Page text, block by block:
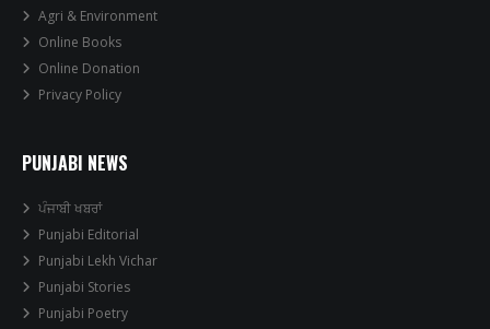
Agri & Environment
Online Books
Online Donation
Privacy Policy
PUNJABI NEWS
ਪੰਜਾਬੀ ਖਬਰਾਂ
Punjabi Editorial
Punjabi Lekh Vichar
Punjabi Stories
Punjabi Poetry